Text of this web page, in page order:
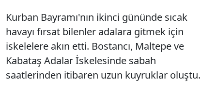
Kurban Bayramı'nın ikinci gününde sıcak
havayı fırsat bilenler adalara gitmek için
iskelelere akın etti. Bostancı, Maltepe ve
Kabataş Adalar İskelesinde sabah
saatlerinden itibaren uzun kuyruklar oluştu.